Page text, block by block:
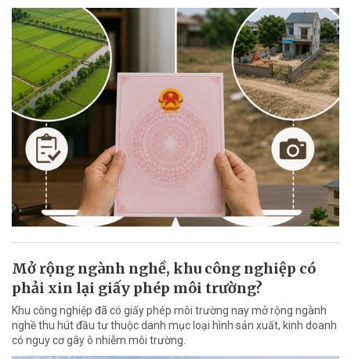
Mở rộng ngành nghề, khu công nghiệp có
phải xin lại giấy phép môi trường?
Khu công nghiệp đã có giấy phép môi trường nay mở rộng ngành
nghề thu hút đầu tư thuộc danh mục loại hình sản xuất, kinh doanh
có nguy cơ gây ô nhiễm môi trường.